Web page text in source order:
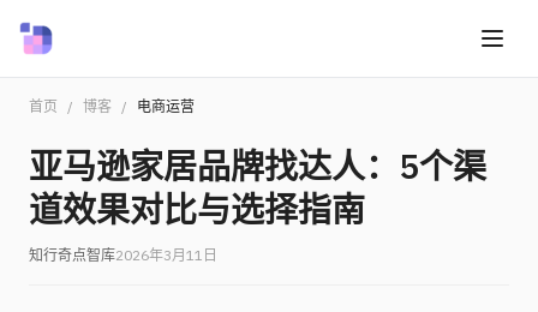
首页 / 博客 / 电商运营
亚马逊家居品牌找达人：5个渠
道效果对比与选择指南
知行奇点智库2026年3月11日